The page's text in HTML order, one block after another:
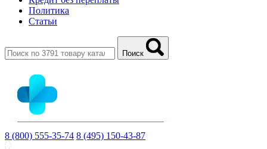
Политика
Статьи
Поиск
8 (800) 555-35-74 8 (495) 150-43-87